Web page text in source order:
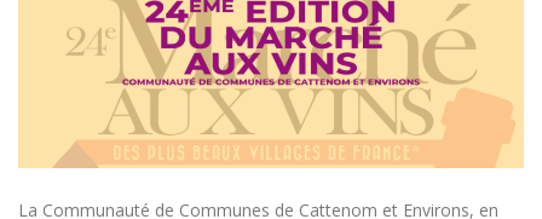
La Communauté de Communes de Cattenom et Environs, en